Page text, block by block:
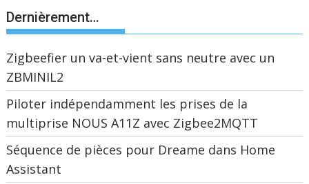
Dernièrement…
Zigbeefier un va-et-vient sans neutre avec un
ZBMINIL2
Piloter indépendamment les prises de la
multiprise NOUS A11Z avec Zigbee2MQTT
Séquence de pièces pour Dreame dans Home
Assistant